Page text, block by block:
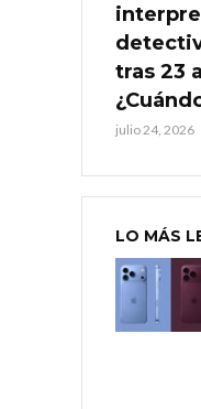
tras 23
julio 24, 2026
LO MÁS